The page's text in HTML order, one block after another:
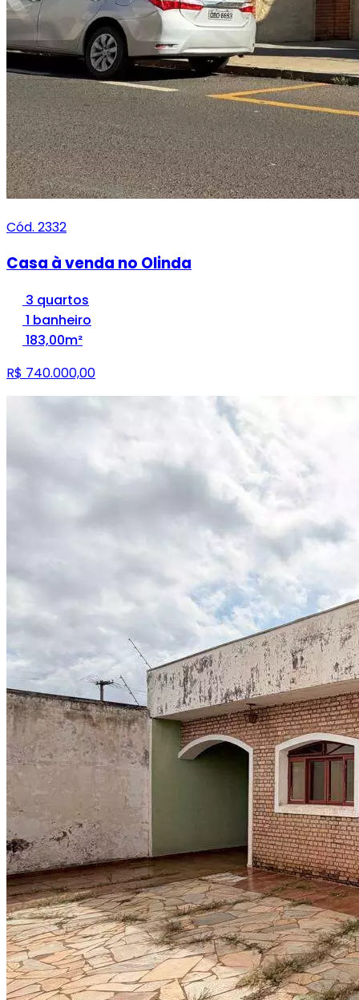
Cód. 2332
Casa à venda no Olinda
3 quartos
1 banheiro
183,00m²
R$ 740.000,00